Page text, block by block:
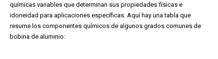
químicas variables que determinan sus propiedades físicas e
idoneidad para aplicaciones específicas. Aquí hay una tabla que
resume los componentes químicos de algunos grados comunes de
bobina de aluminio: